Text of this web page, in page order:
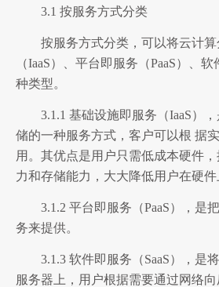
3.1 按服务方式分类
按服务方式分类，可以将云计
（IaaS）、平台即服务（PaaS）、
种类型。
3.1.1 基础设施即服务（IaaS）
储的一种服务方式，客户可以根 据
用。其优点是用户只需低成本硬件
力和存储能力，大大降低用户在硬件
3.1.2 平台即服务（PaaS），是
务来提供。
3.1.3 软件即服务（SaaS），是
服务器上，用户根据需要通过网络